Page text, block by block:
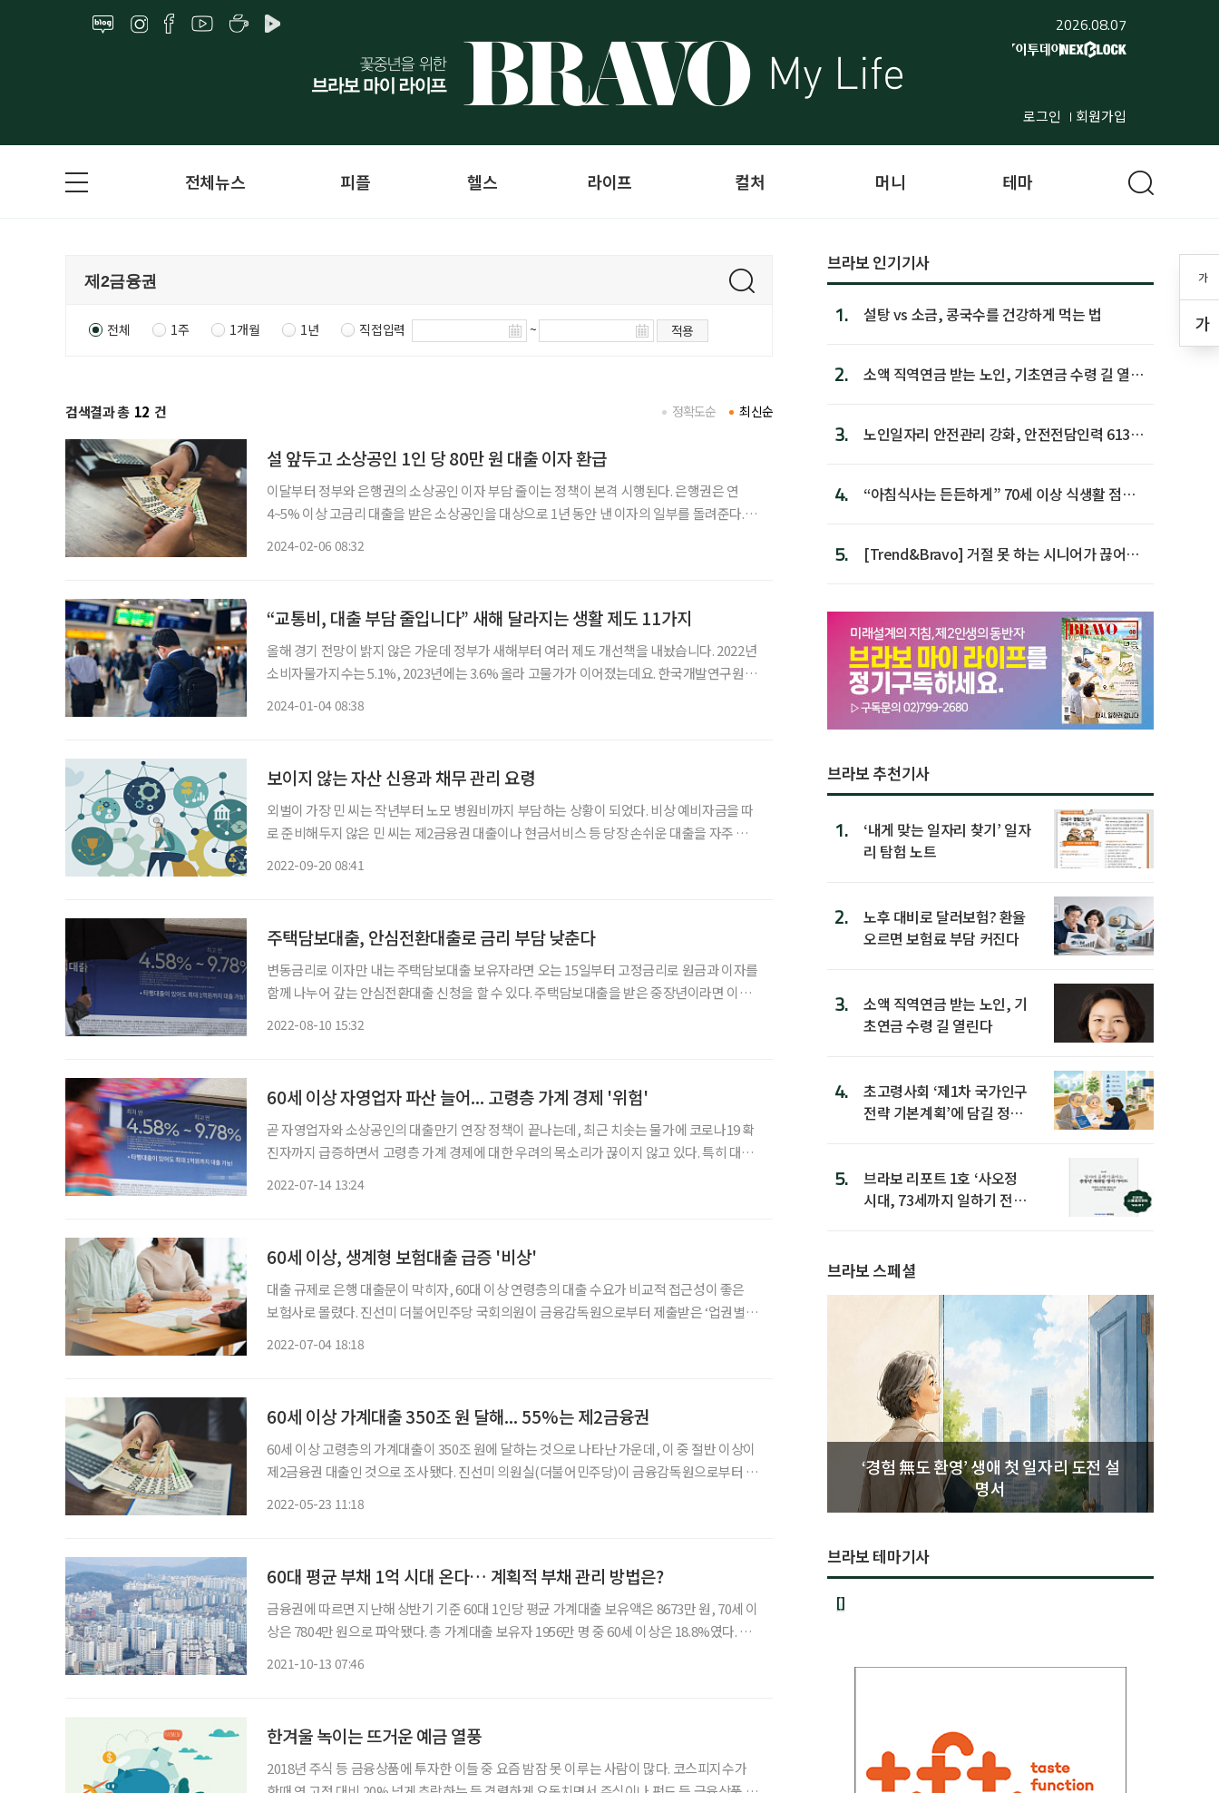
2026.08.07
로그인 회원가입
가
가
전체뉴스 피플 헬스 라이프 컬처 머니 테마
전체 1주 1개월 1년 직접입력 ~ 적용
검색결과 총 12 건 최신순
정확도순
설 앞두고 소상공인 1인 당 80만 원 대출 이자 환급
이달부터 정부와 은행권의 소상공인 이자 부담 줄이는 정책이 본격 시행된다. 은행권은 연
4~5% 이상 고금리 대출을 받은 소상공인을 대상으로 1년 동안 낸 이자의 일부를 돌려준다. 또
2024-02-06 08:32
“교통비, 대출 부담 줄입니다” 새해 달라지는 생활 제도 11가지
올해 경기 전망이 밝지 않은 가운데 정부가 새해부터 여러 제도 개선책을 내놨습니다. 2022년
소비자물가지수는 5.1%, 2023년에는 3.6% 올라 고물가가 이어졌는데요. 한국개발연구원
2024-01-04 08:38
보이지 않는 자산 신용과 채무 관리 요령
외벌이 가장 민 씨는 작년부터 노모 병원비까지 부담하는 상황이 되었다. 비상 예비자금을 따
로 준비해두지 않은 민 씨는 제2금융권 대출이나 현금서비스 등 당장 손쉬운 대출을 자주 이
2022-09-20 08:41
주택담보대출, 안심전환대출로 금리 부담 낮춘다
변동금리로 이자만 내는 주택담보대출 보유자라면 오는 15일부터 고정금리로 원금과 이자를
함께 나누어 갚는 안심전환대출 신청을 할 수 있다. 주택담보대출을 받은 중장년이라면 이번
2022-08-10 15:32
60세 이상 자영업자 파산 늘어... 고령층 가계 경제 '위험'
곧 자영업자와 소상공인의 대출만기 연장 정책이 끝나는데, 최근 치솟는 물가에 코로나19 확
진자까지 급증하면서 고령층 가계 경제에 대한 우려의 목소리가 끊이지 않고 있다. 특히 대출
2022-07-14 13:24
60세 이상, 생계형 보험대출 급증 '비상'
대출 규제로 은행 대출문이 막히자, 60대 이상 연령층의 대출 수요가 비교적 접근성이 좋은
보험사로 몰렸다. 진선미 더불어민주당 국회의원이 금융감독원으로부터 제출받은 ‘업권별
2022-07-04 18:18
60세 이상 가계대출 350조 원 달해... 55%는 제2금융권
60세 이상 고령층의 가계대출이 350조 원에 달하는 것으로 나타난 가운데, 이 중 절반 이상이
제2금융권 대출인 것으로 조사됐다. 진선미 의원실(더불어민주당)이 금융감독원으로부터 제
2022-05-23 11:18
60대 평균 부채 1억 시대 온다… 계획적 부채 관리 방법은?
금융권에 따르면 지난해 상반기 기준 60대 1인당 평균 가계대출 보유액은 8673만 원, 70세 이
상은 7804만 원으로 파악됐다. 총 가계대출 보유자 1956만 명 중 60세 이상은 18.8%였다. 가
2021-10-13 07:46
한겨울 녹이는 뜨거운 예금 열풍
2018년 주식 등 금융상품에 투자한 이들 중 요즘 밤잠 못 이루는 사람이 많다. 코스피지수가
브라보 인기기사
1. 설탕 vs 소금, 콩국수를 건강하게 먹는 법
2.
소액 직역연금 받는 노인, 기초연금 수령 길 열린
3.
노인일자리 안전관리 강화, 안전전담인력 613명
4.
“아침식사는 든든하게” 70세 이상 식생활 점수
5.
[Trend&Bravo] 거절 못 하는 시니어가 끊어야
브라보 추천기사
1.
‘내게 맞는 일자리 찾기’ 일자
리 탐험 노트
2.
노후 대비로 달러보험? 환율
오르면 보험료 부담 커진다
3.
소액 직역연금 받는 노인, 기
초연금 수령 길 열린다
4.
초고령사회 ‘제1차 국가인구
전략 기본계획’에 담길 정책
5.
브라보 리포트 1호 ‘사오정
시대, 73세까지 일하기 전략’
브라보 스페셜
‘경험 無도 환영’ 생애 첫 일자리 도전 설
명서
브라보 테마기사
[]